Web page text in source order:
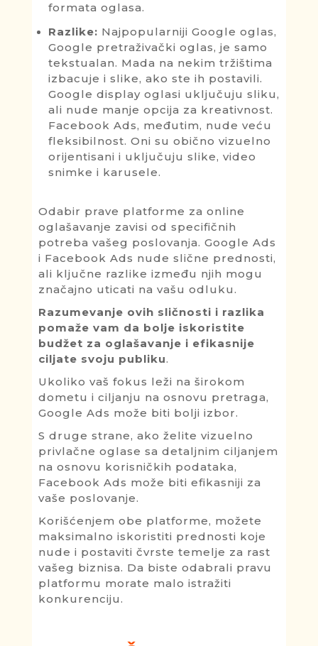
formata oglasa.
Razlike: Najpopularniji Google oglas,
Google pretraživački oglas, je samo
tekstualan. Mada na nekim tržištima
izbacuje i slike, ako ste ih postavili.
Google display oglasi uključuju sliku,
ali nude manje opcija za kreativnost.
Facebook Ads, međutim, nude veću
fleksibilnost. Oni su obično vizuelno
orijentisani i uključuju slike, video
snimke i karusele.
Odabir prave platforme za online
oglašavanje zavisi od specifičnih
potreba vašeg poslovanja. Google Ads
i Facebook Ads nude slične prednosti,
ali ključne razlike između njih mogu
značajno uticati na vašu odluku.
Razumevanje ovih sličnosti i razlika
pomaže vam da bolje iskoristite
budžet za oglašavanje i efikasnije
ciljate svoju publiku.
Ukoliko vaš fokus leži na širokom
dometu i ciljanju na osnovu pretraga,
Google Ads može biti bolji izbor.
S druge strane, ako želite vizuelno
privlačne oglase sa detaljnim ciljanjem
na osnovu korisničkih podataka,
Facebook Ads može biti efikasniji za
vaše poslovanje.
Korišćenjem obe platforme, možete
maksimalno iskoristiti prednosti koje
nude i postaviti čvrste temelje za rast
vašeg biznisa. Da biste odabrali pravu
platformu morate malo istražiti
konkurenciju.